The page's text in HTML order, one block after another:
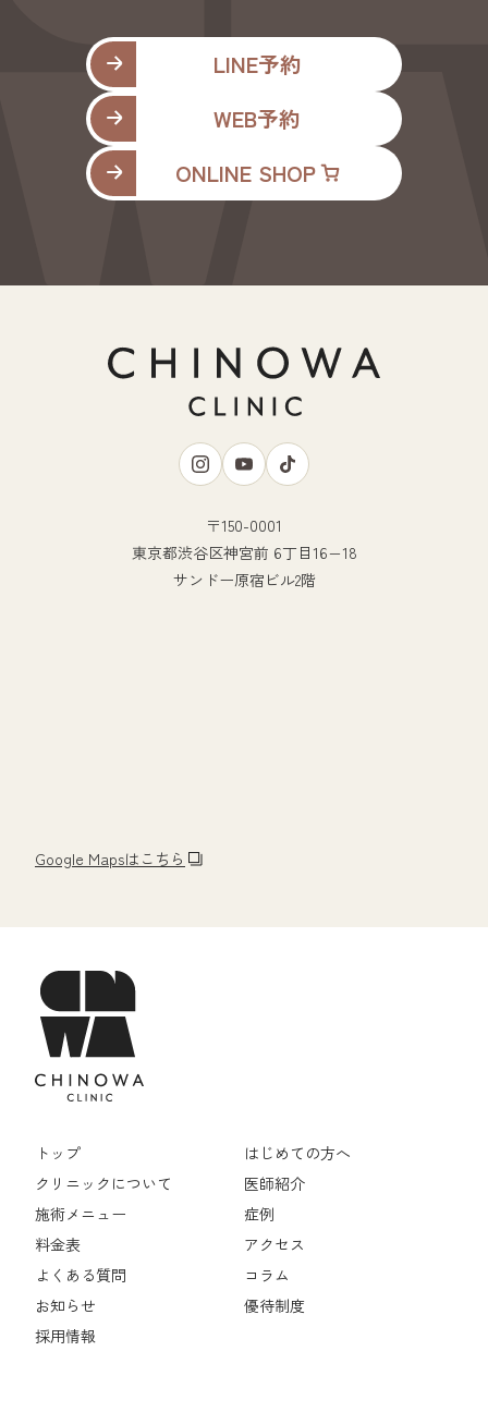
LINE予約
WEB予約
ONLINE SHOP
Google Mapsはこちら
〒150-0001
東京都渋谷区神宮前 6丁目16−18
サンドー原宿ビル2階
トップ
はじめての方へ
クリニックについて
医師紹介
施術メニュー
症例
料金表
アクセス
よくある質問
コラム
お知らせ
優待制度
採用情報